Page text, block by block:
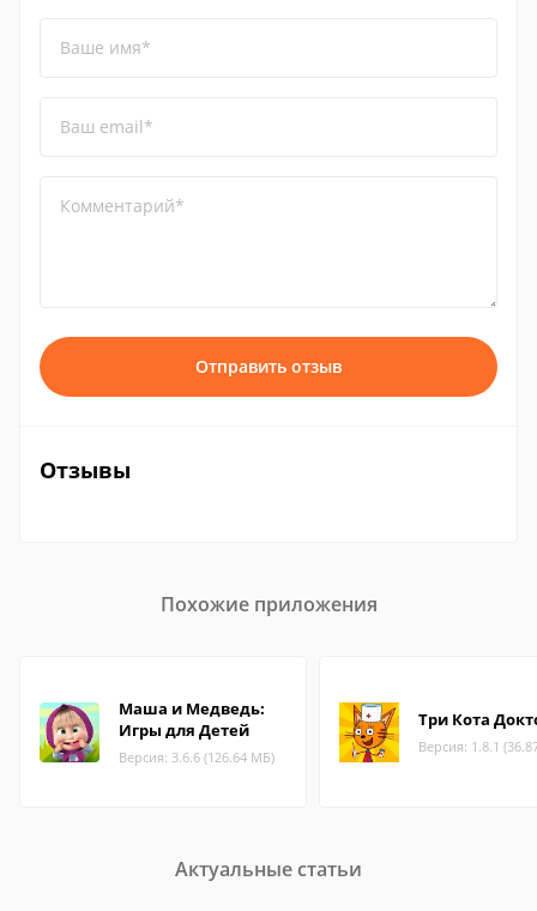
Ваше имя*
Ваш email*
Комментарий*
Отправить отзыв
Отзывы
Похожие приложения
Маша и Медведь:
Игры для Детей
Версия: 3.6.6 (126.64 МБ)
Три Кота
Версия: 1.8.1
Актуальные статьи